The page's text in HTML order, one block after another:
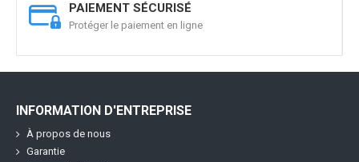
PAIEMENT SÉCURISÉ
Protéger le paiement en ligne
INFORMATION D'ENTREPRISE
À propos de nous
Garantie